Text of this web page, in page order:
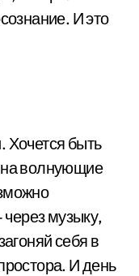
И это
Хочется быть
на волнующие
музыку,
себя в
И день